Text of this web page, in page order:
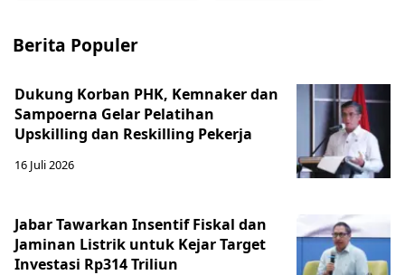
Berita Populer
Dukung Korban PHK, Kemnaker dan
Sampoerna Gelar Pelatihan
Upskilling dan Reskilling Pekerja
16 Juli 2026
Jabar Tawarkan Insentif Fiskal dan
Jaminan Listrik untuk Kejar Target
Investasi Rp314 Triliun